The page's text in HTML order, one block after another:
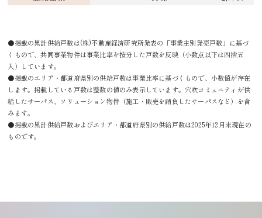
●掲載の累計供給戸数は(株)不動産経済研究所発表の「事業主別発売戸数」に基づ
くもので、共同事業物件は事業比率を按分した戸数を反映（小数点以下は四捨五
入）しています。
●掲載のエリア・都道府県別の供給戸数は事業比率に基づくもので、小数値が存在
します。掲載している戸数は整数の値のみ表示しています。穴吹コミュニティが供
給したサーパス、ソリューション物件（施工・販売を請負したサーパスなど）を含
みます。
●掲載の累計供給戸数およびエリア・都道府県別の供給戸数は2025年12月末現在の
ものです。